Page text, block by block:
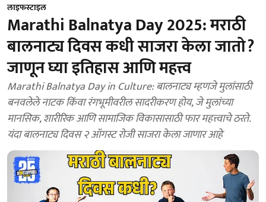
लाइफस्टाइल
Marathi Balnatya Day 2025: मराठी
बालनाट्य दिवस कधी साजरा केला जातो?
जाणून घ्या इतिहास आणि महत्त्व
Marathi Balnatya Day in Culture: बालनाट्य म्हणजे मुलांसाठी
बनवलेले नाटक किंवा रंगभूमीवरील सादरीकरण होय, जे मुलांच्या
मानसिक, शारीरिक आणि सामाजिक विकासासाठी फार महत्त्वाचे ठरते.
यंदा बालनाट्य दिवस २ ऑगस्ट रोजी साजरा केला जाणार आहे